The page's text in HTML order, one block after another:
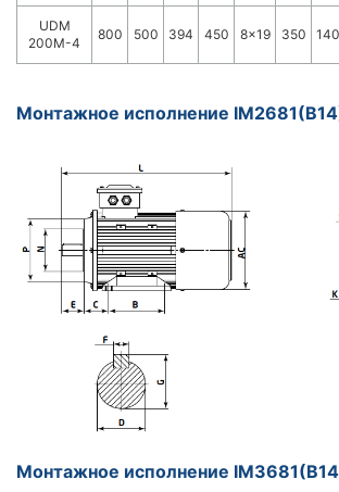
UDM
200M-4
800 500 394 450 8x19 350 140
Монтажное исполнение
Монтажное исполнение